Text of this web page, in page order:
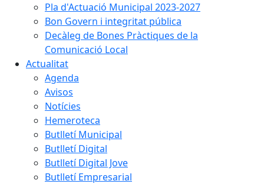
Pla d'Actuació Municipal 2023-2027
Bon Govern i integritat pública
Decàleg de Bones Pràctiques de la
Comunicació Local
Actualitat
Agenda
Avisos
Notícies
Hemeroteca
Butlletí Municipal
Butlletí Digital
Butlletí Digital Jove
Butlletí Empresarial